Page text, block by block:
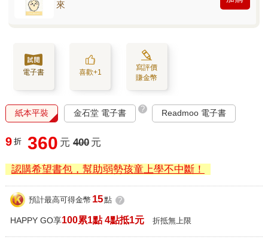
來
電子書 喜歡+1
寫評價
賺金幣
紙本平裝 金石堂 電子書 ? Readmoo 電子書
9 折 360 元 400 元
認購希望書包，幫助弱勢孩童上學不中斷！
預計最高可得金幣 15點 ?
HAPPY GO享100累1點 4點抵1元 折抵無上限